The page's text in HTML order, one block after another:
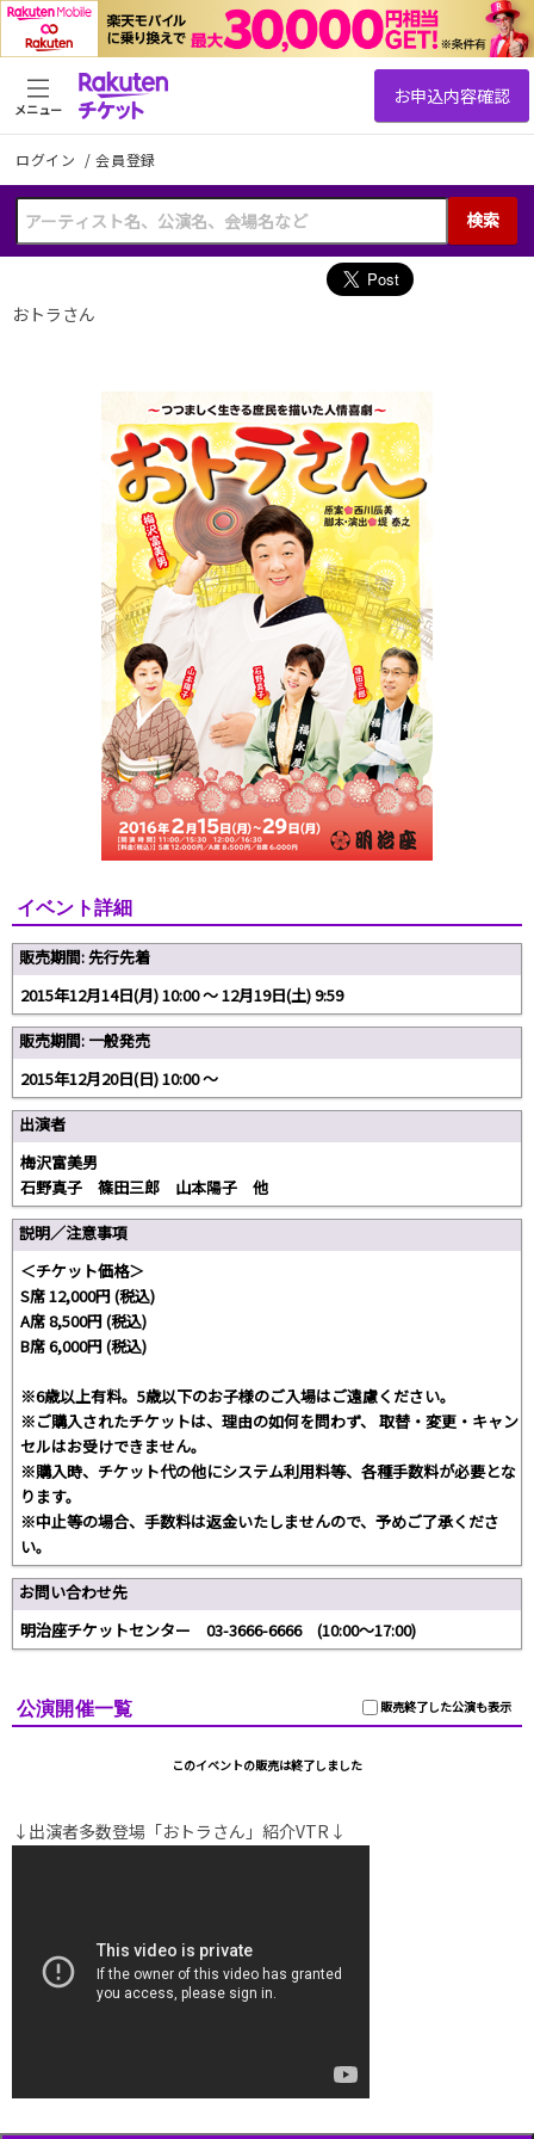
ログイン /会員登録
検索
メニュー
おトラさん
イベント詳細
販売期間: 先行先着
2015年12月14日(月) 10:00 ～ 12月19日(土) 9:59
販売期間: 一般発売
2015年12月20日(日) 10:00 ～
出演者
梅沢富美男
石野真子 篠田三郎 山本陽子 他
説明／注意事項
＜チケット価格＞
S席 12,000円 (税込)
A席 8,500円 (税込)
B席 6,000円 (税込)
※6歳以上有料。5歳以下のお子様のご入場はご遠慮ください。
※ご購入されたチケットは、理由の如何を問わず、 取替・変更・キャン
セルはお受けできません。
※購入時、チケット代の他にシステム利用料等、各種手数料が必要とな
ります。
※中止等の場合、手数料は返金いたしませんので、予めご了承くださ
い。
お問い合わせ先
明治座チケットセンター 03-3666-6666 (10:00～17:00)
販売終了した公演も表示
公演開催一覧
このイベントの販売は終了しました
↓出演者多数登場「おトラさん」紹介VTR↓